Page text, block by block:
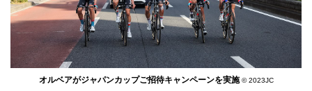
オルベアがジャパンカップご招待キャンペーンを実施© 2023JC